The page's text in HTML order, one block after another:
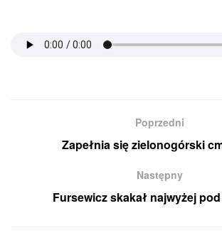
Poprzedni
Zapełnia się zielonogórski
Następny
Fursewicz skakał najwyżej